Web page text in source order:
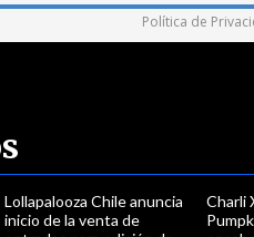
Política de
Lollapalooza Chile anuncia
inicio de la venta de
Charli